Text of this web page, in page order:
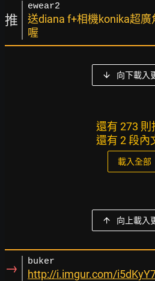
推
ewear2
送diana f+相機konika超
喔
向下載入
還有 273 則
還有 2 段內
載入全部
向上載入
→ buker
http://i.imgur.com/